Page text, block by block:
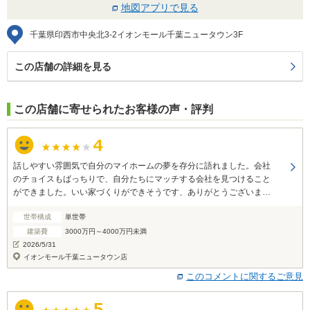
地図アプリで見る
千葉県印西市中央北3-2イオンモール千葉ニュータウン3F
この店舗の詳細を見る
この店舗に寄せられたお客様の声・評判
話しやすい雰囲気で自分のマイホームの夢を存分に語れました。会社
のチョイスもばっちりで、自分たちにマッチする会社を見つけること
ができました。いい家づくりができそうです、ありがとうございまし
世帯構成
単世帯
建築費
3000万円～4000万円未満
2026/5/31
イオンモール千葉ニュータウン店
このコメントに関するご意見